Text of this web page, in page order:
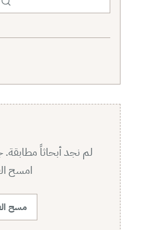
لم نجد أبحاثاً
امسح
مسح